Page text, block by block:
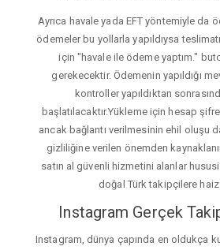
Ayrıca havale yada EFT yöntemiyle da
ödemeler bu yollarla yapıldıysa
için "havale ile ödeme yaptım."
gerekecektir. Ödemenin yapıldığı
kontroller yapıldıktan
başlatılacaktır.Yükleme için hesap
ancak bağlantı verilmesinin ehil oluşu
gizliliğine verilen önemden
satın al güvenli hizmetini alanlar
doğal Türk takipçilere
Instagram Gerçek
Instagram, dünya çapında en oldukça